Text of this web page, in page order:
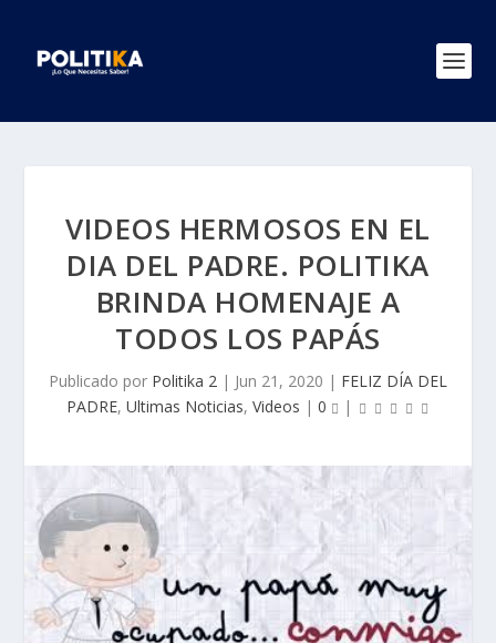
VIDEOS HERMOSOS EN EL
DIA DEL PADRE. POLITIKA
BRINDA HOMENAJE A
TODOS LOS PAPÁS
Publicado por Politika 2 | Jun 21, 2020 | FELIZ DÍA DEL
PADRE, Ultimas Noticias, Videos | 0 |